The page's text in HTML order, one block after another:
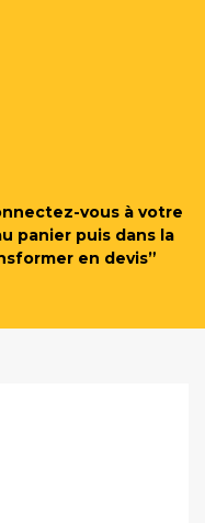
vous à votre
panier puis dans la
en devis”